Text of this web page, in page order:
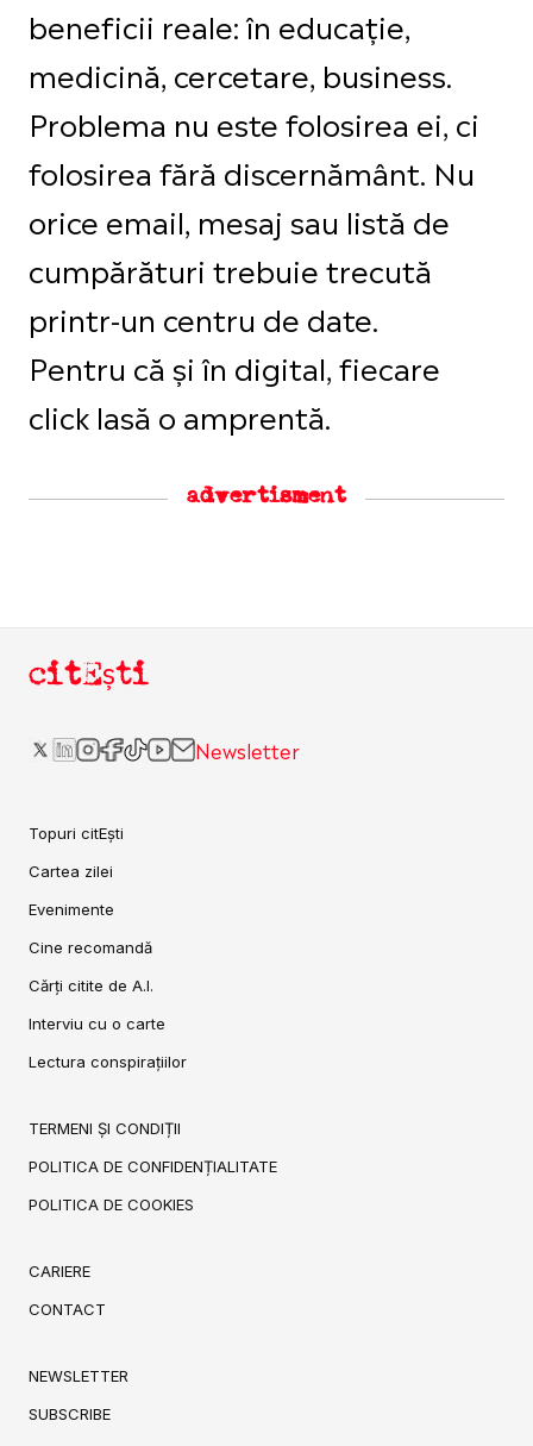
beneficii reale: în educație,
medicină, cercetare, business.
Problema nu este folosirea ei, ci
folosirea fără discernământ. Nu
orice email, mesaj sau listă de
cumpărături trebuie trecută
printr-un centru de date.
Pentru că și în digital, fiecare
click lasă o amprentă.
advertisment
citEști
Newsletter
Topuri citEști
Cartea zilei
Evenimente
Cine recomandă
Cărți citite de A.I.
Interviu cu o carte
Lectura conspirațiilor
TERMENI ȘI CONDIȚII
POLITICA DE CONFIDENȚIALITATE
POLITICA DE COOKIES
CARIERE
CONTACT
NEWSLETTER
SUBSCRIBE